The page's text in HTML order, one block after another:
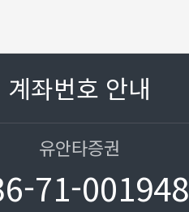
계좌번호 안내
유안타증권
71-001948